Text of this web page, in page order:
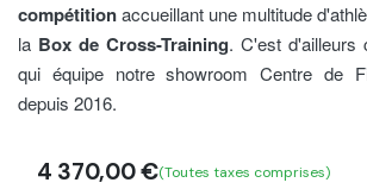
compétitionaccueillant une multitude
la Box de Cross-Training. C'est d'ailleurs
qui équipe notre showroom Centre de
depuis 2016.
4 370,00€(Toutes taxes comprises)